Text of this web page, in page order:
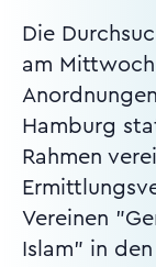
Die
am
Hamburg
Rahmen
Vereinen
Islam" in